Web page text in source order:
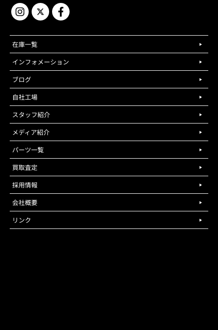
在庫一覧
インフォメーション
ブログ
自社工場
スタッフ紹介
メディア紹介
パーツ一覧
買取査定
採用情報
会社概要
リンク